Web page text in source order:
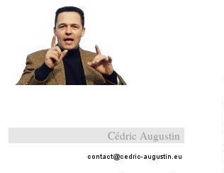
Cédric Augustin